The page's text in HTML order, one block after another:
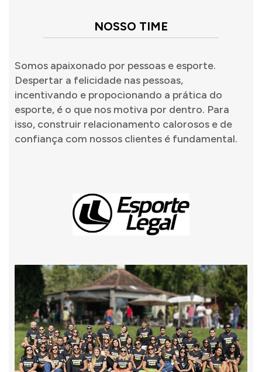
NOSSO TIME
Somos apaixonado por pessoas e esporte.
Despertar a felicidade nas pessoas,
incentivando e propocionando a prática do
esporte, é o que nos motiva por dentro. Para
isso, construir relacionamento calorosos e de
confiança com nossos clientes é fundamental.